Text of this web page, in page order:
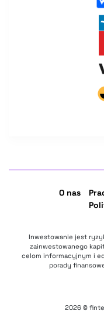
O nas
Inwestowanie jest
zainwestowanego
celom informacyjnym i
porady
2026 ©